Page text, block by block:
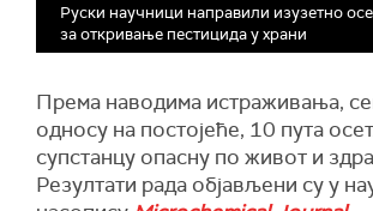
Руски научници направили изузетно
за откривање пестицида у храни
Према наводима истраживања,
односу на постојеће, 10 пута
супстанцу опасну по живот и
Резултати рада објављени су у